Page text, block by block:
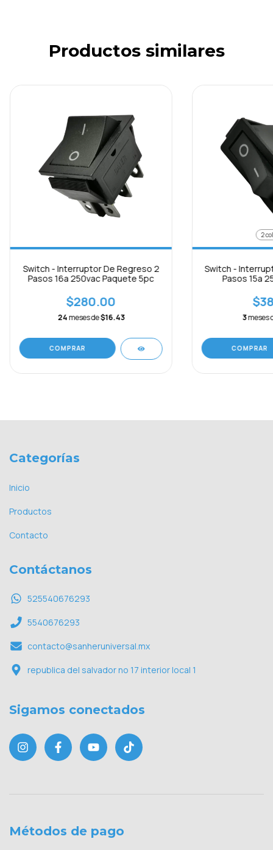
Productos similares
Switch - Interruptor De Regreso 2
Pasos 16a 250vac Paquete 5pc
$280.00
24meses de$16.43
COMPRAR
2
Switch -
Pasos 15a
3meses
COMPRAR
Categorías
Inicio
Productos
Contacto
Contáctanos
525540676293
5540676293
contacto@sanheruniversal.mx
republica del salvador no 17 interior local 1
Sigamos conectados
Métodos de pago